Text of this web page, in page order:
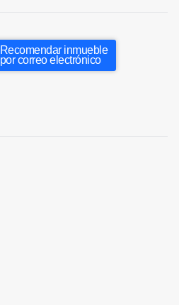
Recomendar inmueble
por correo electrónico